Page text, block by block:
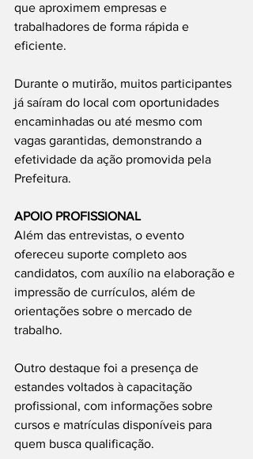
que aproximem empresas e
trabalhadores de forma rápida e
eficiente.
Durante o mutirão, muitos participantes
já saíram do local com oportunidades
encaminhadas ou até mesmo com
vagas garantidas, demonstrando a
efetividade da ação promovida pela
Prefeitura.
APOIO PROFISSIONAL
Além das entrevistas, o evento
ofereceu suporte completo aos
candidatos, com auxílio na elaboração e
impressão de currículos, além de
orientações sobre o mercado de
trabalho.
Outro destaque foi a presença de
estandes voltados à capacitação
profissional, com informações sobre
cursos e matrículas disponíveis para
quem busca qualificação.